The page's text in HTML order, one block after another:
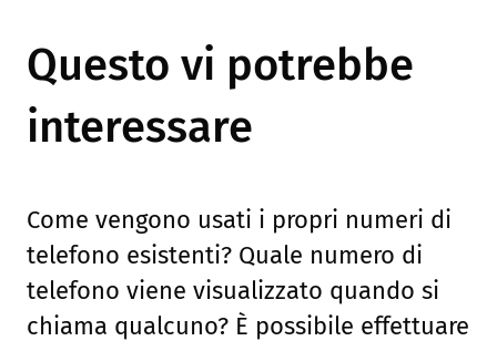
Questo vi potrebbe
interessare
Come vengono usati i propri numeri di
telefono esistenti? Quale numero di
telefono viene visualizzato quando si
chiama qualcuno? È possibile effettuare